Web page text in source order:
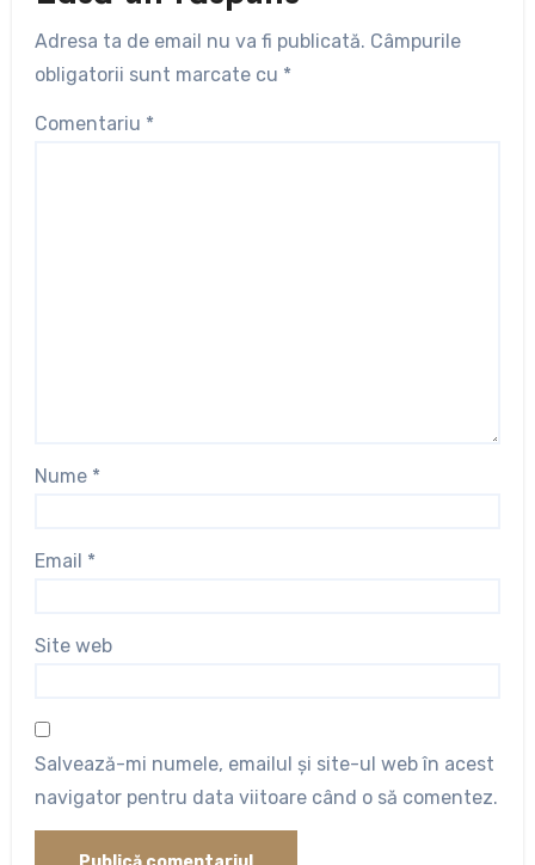
Adresa ta de email nu va fi publicată. Câmpurile
obligatorii sunt marcate cu *
Comentariu *
Nume *
Email *
Site web
Salvează-mi numele, emailul și site-ul web în acest
navigator pentru data viitoare când o să comentez.